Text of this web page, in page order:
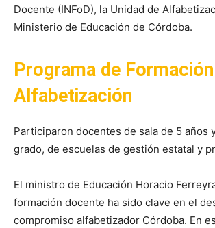
Docente (INFoD), la Unidad de
Ministerio de Educación de Córdoba.
Programa de
Alfabetización
Participaron docentes de sala de 5 años
grado, de escuelas de gestión estatal y
El ministro de Educación Horacio
formación docente ha sido clave en el
compromiso alfabetizador Córdoba. En